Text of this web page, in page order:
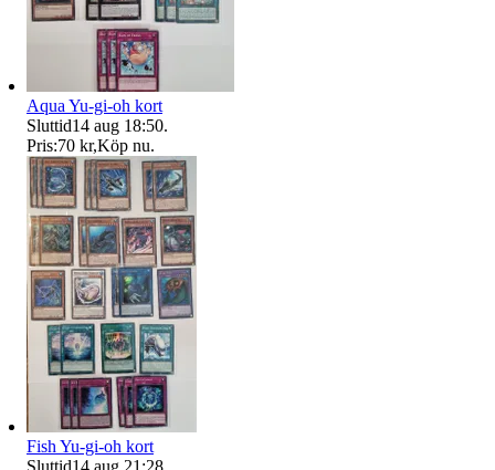
Aqua Yu-gi-oh kort
Sluttid14 aug 18:50.
Pris:70 kr,Köp nu.
Fish Yu-gi-oh kort
Sluttid14 aug 21:28